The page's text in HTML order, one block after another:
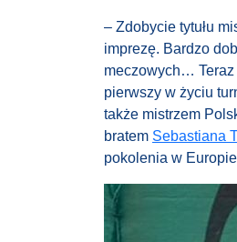
– Zdobycie tytułu
imprezę. Bardzo
meczowych… Teraz
pierwszy w życiu
także mistrzem
bratem Sebastiana
pokolenia w